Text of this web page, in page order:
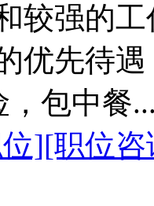
较强的
优先待
，包中餐
][职位